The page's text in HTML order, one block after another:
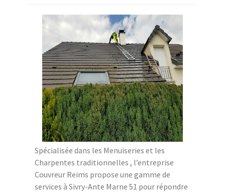
Spécialisée dans les Menuiseries et les
Charpentes traditionnelles , l’entreprise
Couvreur Reims propose une gamme de
services à Sivry-Ante Marne 51 pour répondre